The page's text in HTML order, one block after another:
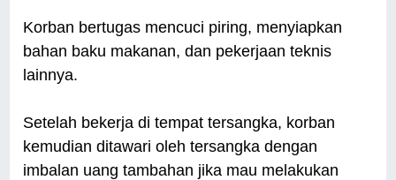
Korban bertugas mencuci piring, menyiapkan
bahan baku makanan, dan pekerjaan teknis
lainnya.
Setelah bekerja di tempat tersangka, korban
kemudian ditawari oleh tersangka dengan
imbalan uang tambahan jika mau melakukan